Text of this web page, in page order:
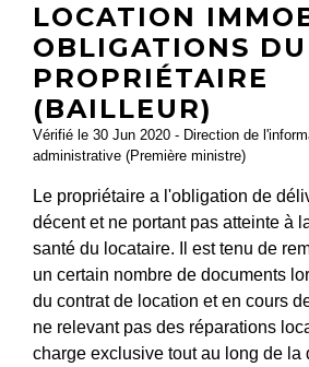
LOCATION
OBLIGATIONS DU
PROPRIÉTAIRE
(BAILLEUR)
Vérifié le 30 Jun 2020 - Direction de
administrative (Première ministre)
Le propriétaire a l'obligation de
décent et ne portant pas atteinte à
santé du locataire. Il est tenu de
un certain nombre de documents
du contrat de location et en cours
ne relevant pas des réparations
charge exclusive tout au long de la